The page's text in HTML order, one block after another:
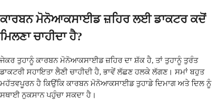
ਕਾਰਬਨ ਮੋਨੋਆਕਸਾਈਡ ਜ਼ਹਿਰ ਲਈ ਡਾਕਟਰ ਕਦੋਂ
ਮਿਲਣਾ ਚਾਹੀਦਾ ਹੈ?
ਜੇਕਰ ਤੁਹਾਨੂੰ ਕਾਰਬਨ ਮੋਨੋਆਕਸਾਈਡ ਜ਼ਹਿਰ ਦਾ ਸ਼ੱਕ ਹੈ, ਤਾਂ ਤੁਹਾਨੂੰ ਤੁਰੰਤ
ਡਾਕਟਰੀ ਸਹਾਇਤਾ ਲੈਣੀ ਚਾਹੀਦੀ ਹੈ, ਭਾਵੇਂ ਲੱਛਣ ਹਲਕੇ ਲੱਗਣ। ਸਮਾਂ ਬਹੁਤ
ਮਹੱਤਵਪੂਰਨ ਹੈ ਕਿਉਂਕਿ ਕਾਰਬਨ ਮੋਨੋਆਕਸਾਈਡ ਤੁਹਾਡੇ ਦਿਮਾਗ ਅਤੇ ਦਿਲ ਨੂੰ
ਸਥਾਈ ਨੁਕਸਾਨ ਪਹੁੰਚਾ ਸਕਦਾ ਹੈ।